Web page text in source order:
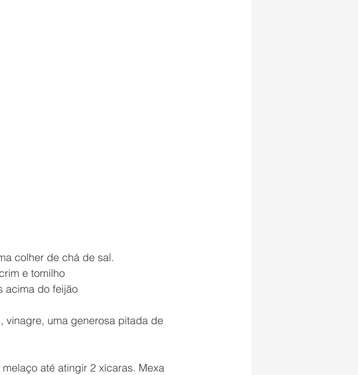
colher de chá de sal.
e tomilho
acima do feijão
vinagre, uma generosa pitada de
até atingir 2 xícaras. Mexa